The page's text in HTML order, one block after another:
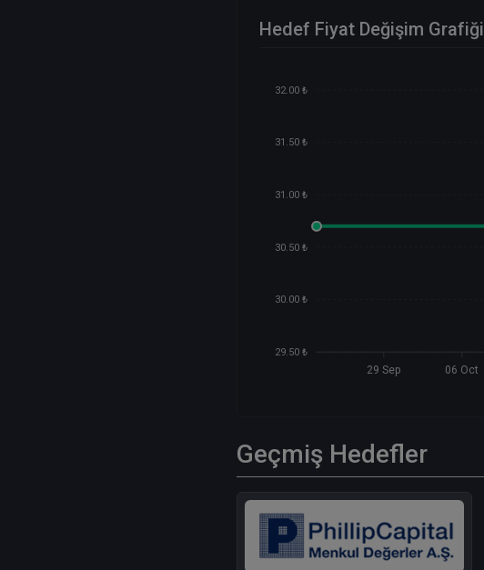
Hedef Fiyat Değişim Grafiği
32.00 ₺
31.50 ₺
31.00 ₺
30.50 ₺
30.00 ₺
29.50 ₺
29 Sep 06 Oct
Geçmiş Hedefler